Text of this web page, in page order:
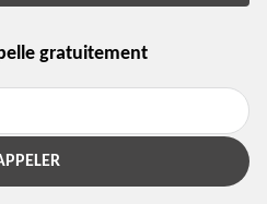
gratuitement